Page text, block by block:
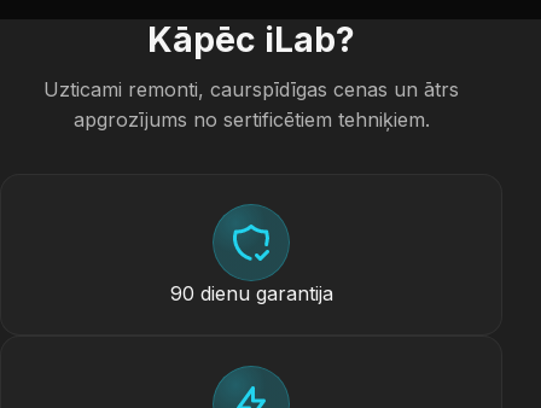
Kāpēc iLab?
Uzticami remonti, caurspīdīgas cenas un ātrs
apgrozījums no sertificētiem tehniķiem.
90 dienu garantija